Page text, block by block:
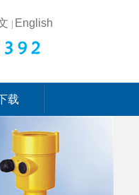
English
载